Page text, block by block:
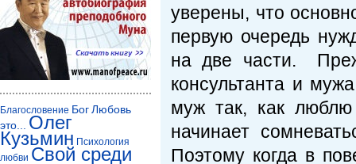
уверены, что
первую очередь
на две части.
консультанта и
муж так, как
начинает
Поэтому когда в
Благословение БогЛюбовь
это...
Олег
Кузьмин Психология
любви Свой среди